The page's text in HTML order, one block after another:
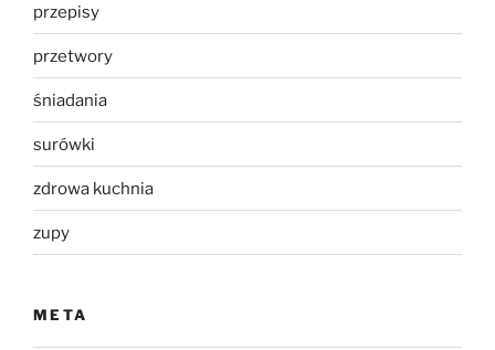
przepisy
przetwory
śniadania
surówki
zdrowa kuchnia
zupy
META